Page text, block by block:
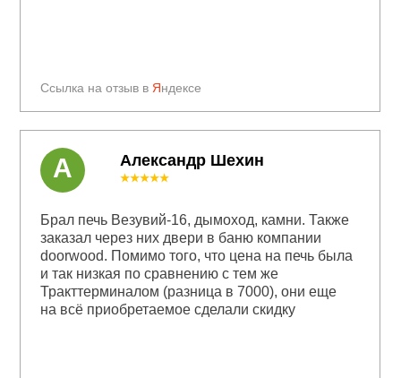
Ссылка на отзыв в Яндексе
Александр Шехин
★★★★★
Брал печь Везувий-16, дымоход, камни. Также
заказал через них двери в баню компании
doorwood. Помимо того, что цена на печь была
и так низкая по сравнению с тем же
Тракттерминалом (разница в 7000), они еще
на всё приобретаемое сделали скидку
А